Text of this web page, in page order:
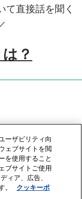
直接話を聞く
？
ーザビリティ向
ェブサイトを閲
を使用すること
ブサイトご使用
ィア、広告、
。
クッキーポ